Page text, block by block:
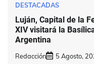
DESTACADAS
Luján, Capital de la
XIV visitará la
Argentina
Redacción 5 Agosto,